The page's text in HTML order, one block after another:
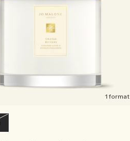
1 format